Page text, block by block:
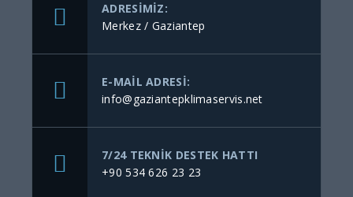
ADRESIMIZ:
Merkez / Gaziantep
E-MAIL ADRESI:
info@gaziantepklimaservis.net
7/24 TEKNIK DESTEK HATTI
+90 534 626 23 23